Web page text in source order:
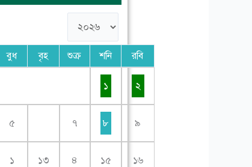
বুধ বৃহ শুক্র শনি রবি
১ ২
৫ ৭ ৮ ৯
১ ১৩ ৪ ১৫ ১৬